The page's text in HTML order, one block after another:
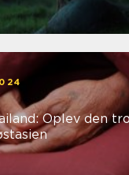
Oplev den